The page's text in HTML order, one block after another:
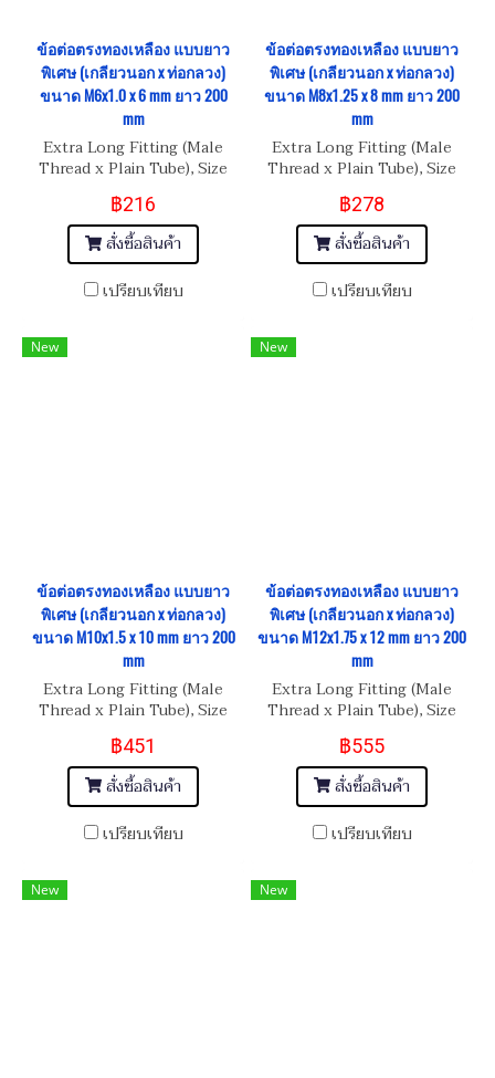
ข้อต่อตรงทองเหลือง แบบยาว
พิเศษ (เกลียวนอก x ท่อกลวง)
ขนาด M6x1.0 x 6 mm ยาว 200
mm
Extra Long Fitting (Male
Thread x Plain Tube), Size
M6x1.0 x 6 mm
฿216
สั่งซื้อสินค้า
เปรียบเทียบ
ข้อต่อตรงทองเหลือง แบบยาว
พิเศษ (เกลียวนอก x ท่อกลวง)
ขนาด M8x1.25 x 8 mm ยาว 200
mm
Extra Long Fitting (Male
Thread x Plain Tube), Size
M8x1.25 x 8 mm
฿278
สั่งซื้อสินค้า
เปรียบเทียบ
New
ข้อต่อตรงทองเหลือง แบบยาว
พิเศษ (เกลียวนอก x ท่อกลวง)
ขนาด M10x1.5 x 10 mm ยาว 200
mm
Extra Long Fitting (Male
Thread x Plain Tube), Size
M10x1.5 x 10 mm
฿451
สั่งซื้อสินค้า
เปรียบเทียบ
New
ข้อต่อตรงทองเหลือง แบบยาว
พิเศษ (เกลียวนอก x ท่อกลวง)
ขนาด M12x1.75 x 12 mm ยาว 200
mm
Extra Long Fitting (Male
Thread x Plain Tube), Size
M12x1.75 x 12 mm
฿555
สั่งซื้อสินค้า
เปรียบเทียบ
New New